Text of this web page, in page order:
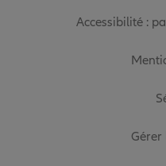
Accessibilité :
Gérer